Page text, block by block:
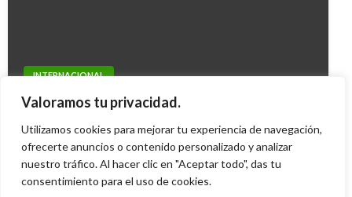
Valoramos tu privacidad.
Utilizamos cookies para mejorar tu experiencia de navegación,
ofrecerte anuncios o contenido personalizado y analizar
nuestro tráfico. Al hacer clic en "Aceptar todo", das tu
consentimiento para el uso de cookies.
INTERNACIONAL
Angela Merkel, elegida «personaje del año
Andres Felipe Gama miércoles diciembre 9, 2015